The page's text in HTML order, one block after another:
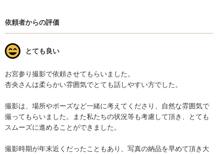
依頼者からの評価
とても良い
お宮参り撮影で依頼させてもらいました。
杏央さんは柔らかい雰囲気でとても話しやすい方でした。
撮影は、場所やポーズなど一緒に考えてくださり、自然な雰囲気で
撮ってもらいました。また私たちの状況等も考慮して頂き、とても
スムーズに進めることができました。
撮影時期が年末近くだったこともあり、写真の納品を早めて頂き大